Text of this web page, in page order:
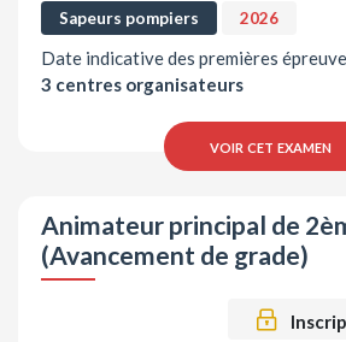
Sapeurs pompiers
2026
Date indicative des premières
3 centres organisateurs
voir cet examen
Animateur principal de
(Avancement de grade)